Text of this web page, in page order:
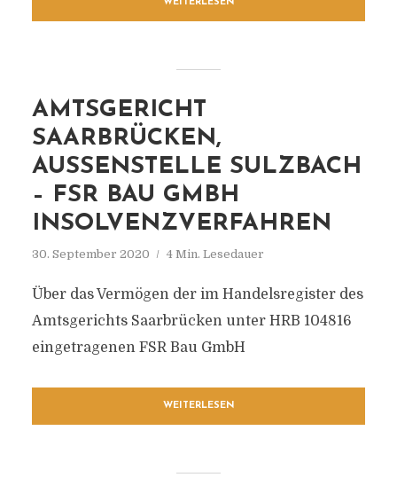
WEITERLESEN
AMTSGERICHT
SAARBRÜCKEN,
AUSSENSTELLE SULZBACH
– FSR BAU GMBH
INSOLVENZVERFAHREN
30. September 2020 4 Min. Lesedauer
Über das Vermögen der im Handelsregister des
Amtsgerichts Saarbrücken unter HRB 104816
eingetragenen FSR Bau GmbH
WEITERLESEN